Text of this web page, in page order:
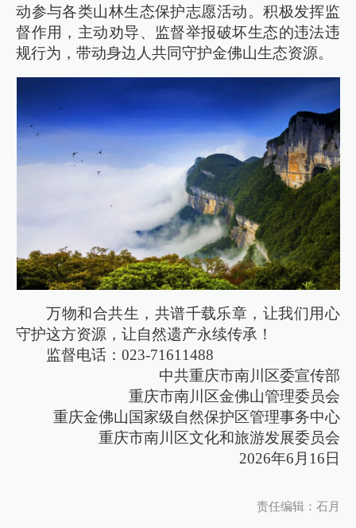
动参与各类山林生态保护志愿活动。积极发挥监
督作用，主动劝导、监督举报破坏生态的违法违
规行为，带动身边人共同守护金佛山生态资源。
万物和合共生，共谱千载乐章，让我们用心
守护这方资源，让自然遗产永续传承！
监督电话：023-71611488
中共重庆市南川区委宣传部
重庆市南川区金佛山管理委员会
重庆金佛山国家级自然保护区管理事务中心
重庆市南川区文化和旅游发展委员会
2026年6月16日
责任编辑：石月